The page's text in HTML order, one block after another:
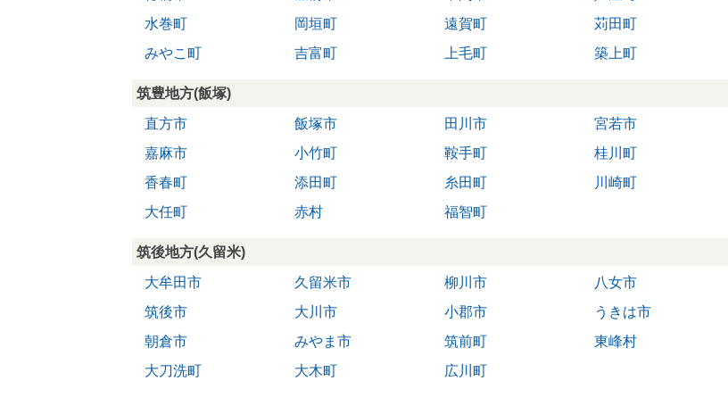
水巻町
岡垣町 遠賀町
苅田町
みやこ町
吉富町 上毛町 築上町
筑豊地方(飯塚)
直方市
飯塚市 田川市
宮若市
嘉麻市
小竹町 鞍手町
桂川町
香春町
添田町 糸田町
川崎町
大任町
赤村 福智町
筑後地方(久留米)
大牟田市
久留米市 柳川市
八女市
筑後市
大川市 小郡市
うきは市
朝倉市
みやま市 筑前町
東峰村
大刀洗町
大木町 広川町